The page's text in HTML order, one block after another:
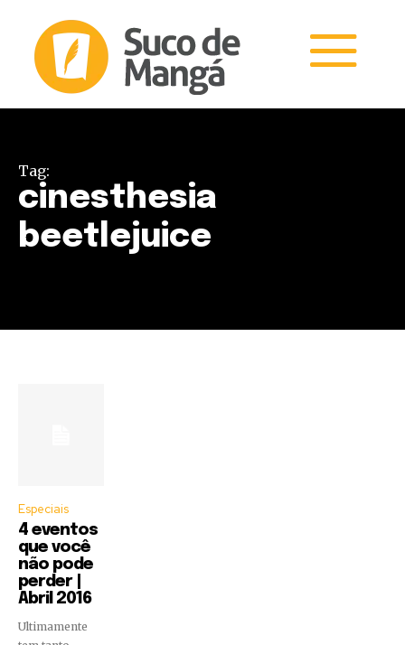
Tag:
cinesthesia
beetlejuice
Especiais
4 eventos
que você
não pode
perder |
Abril 2016
Ultimamente